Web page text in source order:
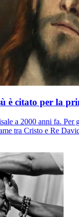
è citato per la
a 2000 anni fa. Per
tra Cristo e Re